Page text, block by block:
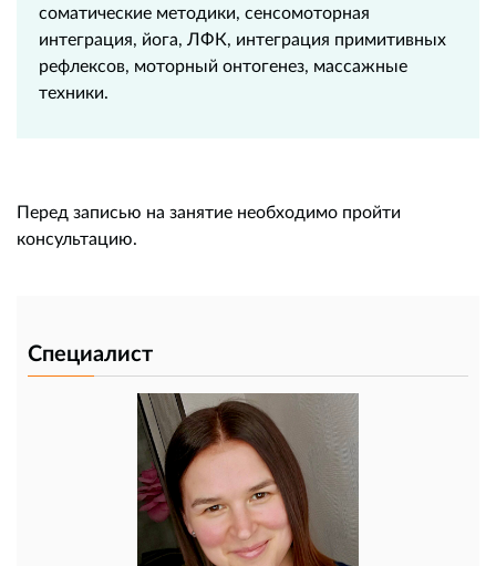
соматические методики, сенсомоторная
интеграция, йога, ЛФК, интеграция примитивных
рефлексов, моторный онтогенез, массажные
техники.
Перед записью на занятие необходимо пройти
консультацию.
Специалист